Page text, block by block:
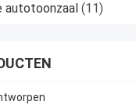
autotoonzaal (11)